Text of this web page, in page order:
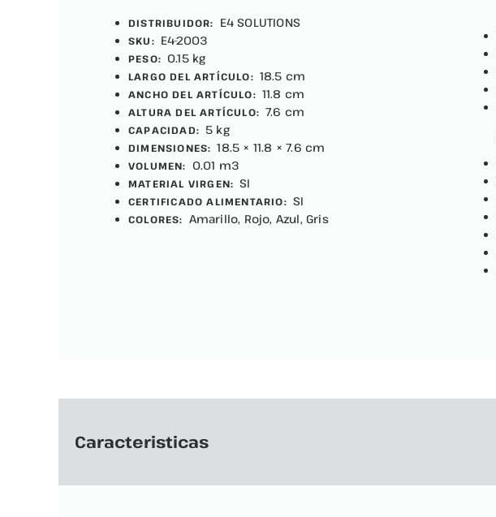
DISTRIBUIDOR: E4 SOLUTIONS
SKU: E4-2003
PESO: 0.15 kg
LARGO DEL ARTÍCULO: 18.5 cm
ANCHO DEL ARTÍCULO: 11.8 cm
ALTURA DEL ARTÍCULO: 7.6 cm
CAPACIDAD: 5 kg
DIMENSIONES: 18.5 × 11.8 × 7.6 cm
VOLUMEN: 0.01 m3
MATERIAL VIRGEN: SI
CERTIFICADO ALIMENTARIO: SI
COLORES: Amarillo, Rojo, Azul, Gris
Caracteristicas